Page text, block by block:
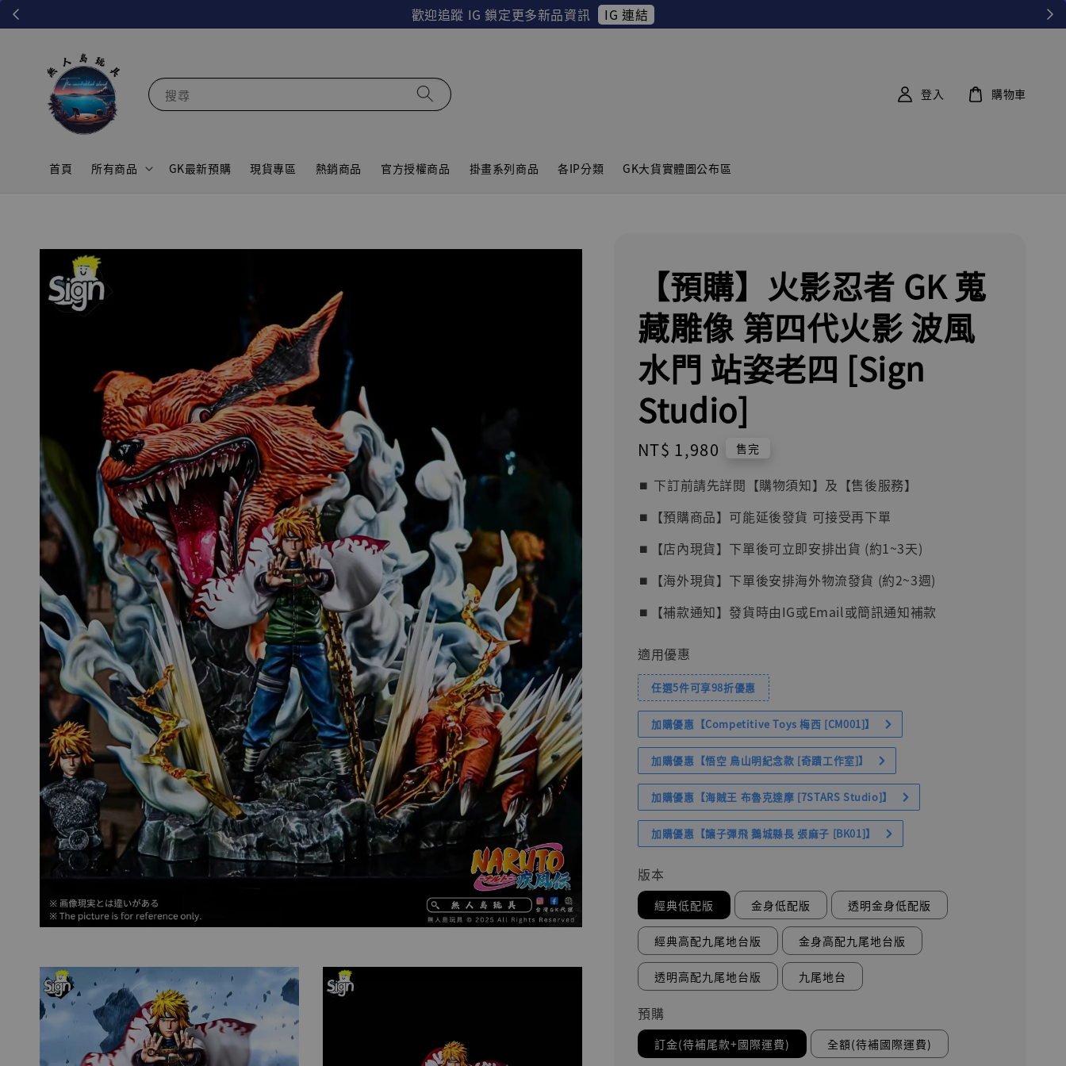
歡迎追蹤 IG 鎖定更多新品資訊 IG 連結
搜尋
首頁 所有商品 GK最新預購 現貨專區 熱銷商品 官方授權商品 掛畫系列商品 各IP分類 GK大貨實體圖公布區
登入 購物車
【預購】火影忍者 GK 蒐
藏雕像 第四代火影 波風
水門 站姿老四 [Sign
Studio]
Regular
price
NT$ 1,980 售完
⏹︎ 下訂前請先詳閱【購物須知】及【售後服務】
⏹︎【預購商品】可能延後發貨 可接受再下單
⏹︎【店內現貨】下單後可立即安排出貨 (約1~3天)
⏹︎【海外現貨】下單後安排海外物流發貨 (約2~3週)
⏹︎【補款通知】發貨時由IG或Email或簡訊通知補款
適用優惠
任選5件可享98折優惠
加購優惠【Competitive Toys 梅西 [CM001]】
加購優惠【悟空 鳥山明紀念款 [奇蹟工作室]】
加購優惠【海賊王 布魯克達摩 [7STARS Studio]】
加購優惠【讓子彈飛 鵝城縣長 張麻子 [BK01]】
版本
經典低配版 金身低配版 透明金身低配版
經典高配九尾地台版 金身高配九尾地台版
透明高配九尾地台版 九尾地台
預購
訂金(待補尾款+國際運費) 全額(待補國際運費)